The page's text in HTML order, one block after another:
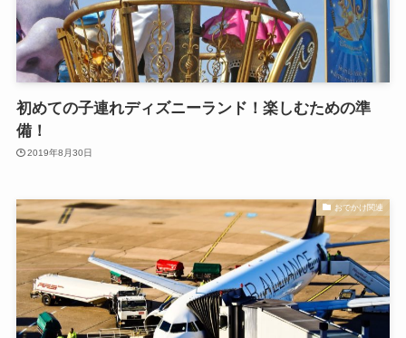
初めての子連れディズニーランド！楽しむための準
備！
2019年8月30日
おでかけ関連